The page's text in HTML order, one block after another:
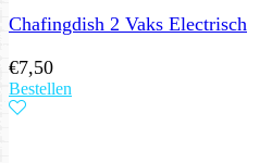
Chafingdish 2 Vaks Electrisch
€7,50
Bestellen